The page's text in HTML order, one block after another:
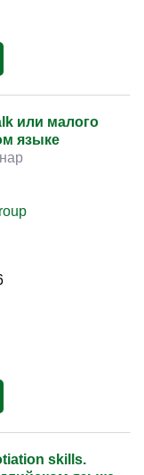
или малого
языке
skills.